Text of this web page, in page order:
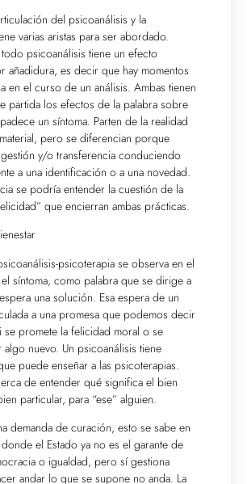
del psicoanálisis y la
varias aristas para ser abordado.
psicoanálisis tiene un efecto
añadidura, es decir que hay momentos
en el curso de un análisis. Ambas tienen
partida los efectos de la palabra sobre
un síntoma. Parten de la realidad
pero se diferencian porque
y/o transferencia conduciendo
a una identificación o a una novedad.
se podría entender la cuestión de la
que encierran ambas prácticas.
psicoterapia se observa en el
síntoma, como palabra que se dirige a
una solución. Esa espera de un
a una promesa que podemos decir
se promete la felicidad moral o se
algo nuevo. Un psicoanálisis tiene
puede enseñar a las psicoterapias.
de entender qué significa el bien
particular, para “ese” alguien.
demanda de curación, esto se sabe en
el Estado ya no es el garante de
o igualdad, pero sí gestiona
andar lo que se supone no anda. La